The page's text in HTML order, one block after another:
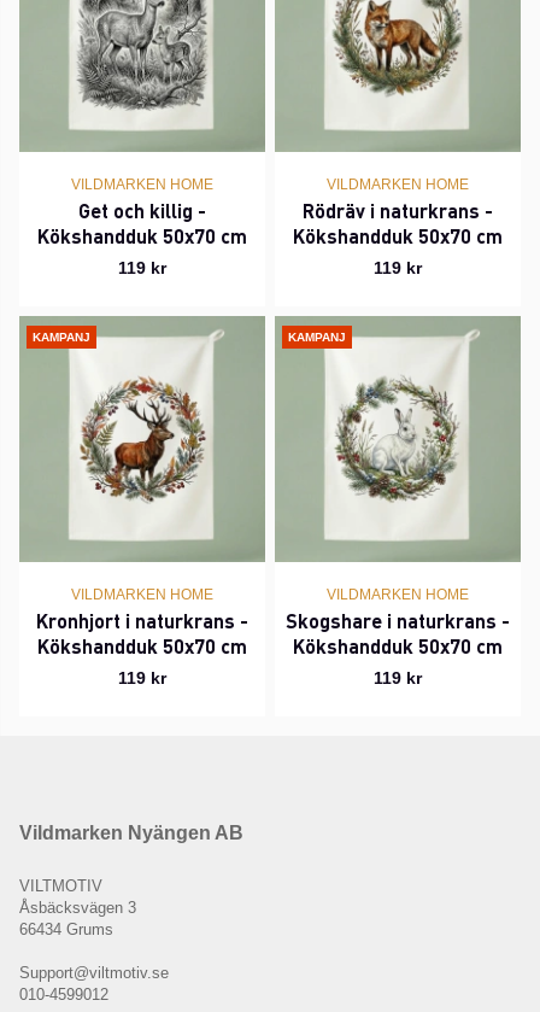
VILDMARKEN HOME
Get och killig -
Kökshandduk 50x70 cm
119 kr
VILDMARKEN HOME
Rödräv i naturkrans -
Kökshandduk 50x70 cm
119 kr
KAMPANJ
VILDMARKEN HOME
Kronhjort i naturkrans -
Kökshandduk 50x70 cm
119 kr
KAMPANJ
VILDMARKEN HOME
Skogshare i naturkrans -
Kökshandduk 50x70 cm
119 kr
Vildmarken Nyängen AB
VILTMOTIV
Åsbäcksvägen 3
66434 Grums
Support@viltmotiv.se
010-4599012